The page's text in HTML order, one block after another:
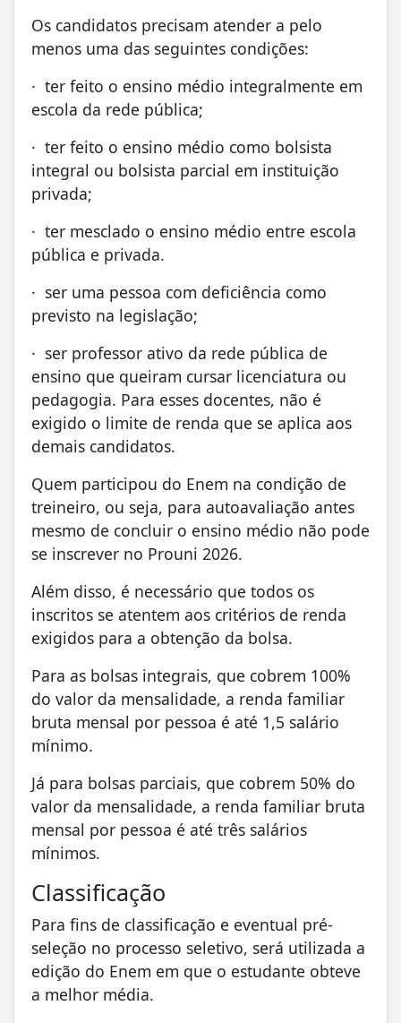
Os candidatos precisam atender a pelo
menos uma das seguintes condições:
· ter feito o ensino médio integralmente em
escola da rede pública;
· ter feito o ensino médio como bolsista
integral ou bolsista parcial em instituição
privada;
· ter mesclado o ensino médio entre escola
pública e privada.
· ser uma pessoa com deficiência como
previsto na legislação;
· ser professor ativo da rede pública de
ensino que queiram cursar licenciatura ou
pedagogia. Para esses docentes, não é
exigido o limite de renda que se aplica aos
demais candidatos.
Quem participou do Enem na condição de
treineiro, ou seja, para autoavaliação antes
mesmo de concluir o ensino médio não pode
se inscrever no Prouni 2026.
Além disso, é necessário que todos os
inscritos se atentem aos critérios de renda
exigidos para a obtenção da bolsa.
Para as bolsas integrais, que cobrem 100%
do valor da mensalidade, a renda familiar
bruta mensal por pessoa é até 1,5 salário
mínimo.
Já para bolsas parciais, que cobrem 50% do
valor da mensalidade, a renda familiar bruta
mensal por pessoa é até três salários
mínimos.
Classificação
Para fins de classificação e eventual pré-
seleção no processo seletivo, será utilizada a
edição do Enem em que o estudante obteve
a melhor média.